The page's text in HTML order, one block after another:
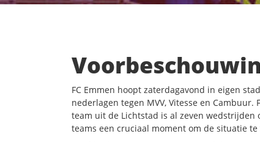
FC Emmen hoopt zaterdagavond in eigen
nederlagen tegen MVV, Vitesse en
team uit de Lichtstad is al zeven wedstrijden
teams een cruciaal moment om de situatie